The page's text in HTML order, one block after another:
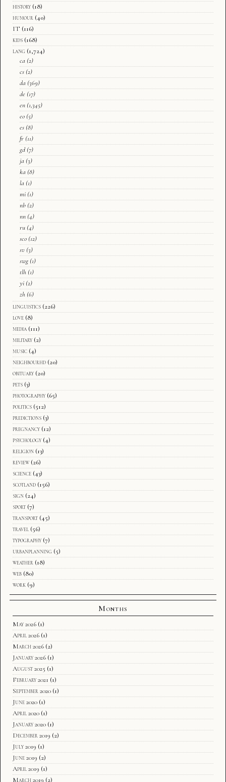
history (18)
humour (40)
IT (116)
kids (168)
lang (1,724)
ca (2)
cs (2)
da (369)
de (17)
en (1,345)
eo (5)
es (8)
fr (11)
gd (7)
ja (3)
ka (8)
la (1)
mi (1)
nb (2)
nn (4)
ru (4)
sco (12)
sv (3)
swg (1)
tlh (1)
yi (2)
zh (6)
linguistics (226)
love (8)
media (111)
military (2)
music (4)
neighbourhd (20)
obituary (20)
pets (3)
photography (65)
politics (512)
predictions (3)
pregnancy (12)
psychology (4)
religion (13)
review (26)
science (43)
scotland (156)
sign (24)
sport (7)
transport (45)
travel (56)
typography (7)
urbanplanning (5)
weather (18)
web (80)
work (9)
Months
May 2026 (1)
April 2026 (1)
March 2026 (2)
January 2026 (1)
August 2025 (1)
February 2021 (1)
September 2020 (1)
June 2020 (1)
April 2020 (1)
January 2020 (1)
December 2019 (2)
July 2019 (1)
June 2019 (2)
April 2019 (1)
March 2019 (2)